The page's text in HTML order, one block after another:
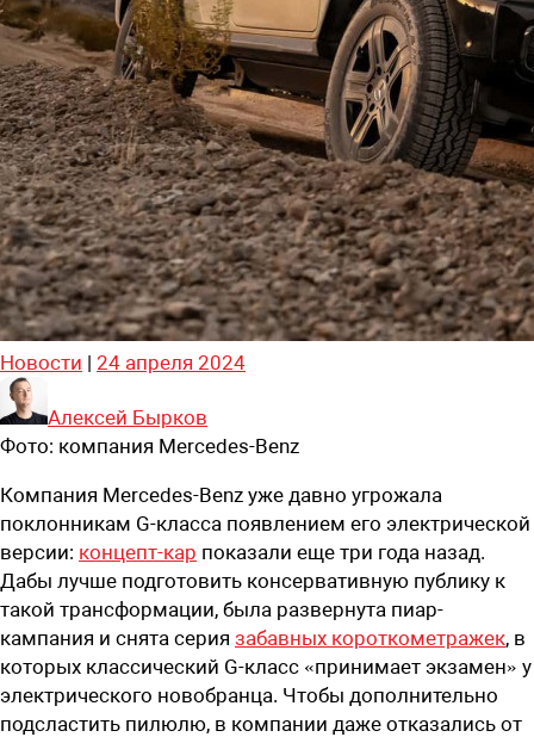
Новости | 24 апреля 2024
Алексей Бырков
Фото: компания Mercedes-Benz
Компания Mercedes-Benz уже давно угрожала
поклонникам G-класса появлением его электрической
версии: концепт-кар показали еще три года назад.
Дабы лучше подготовить консервативную публику к
такой трансформации, была развернута пиар-
кампания и снята серия забавных короткометражек, в
которых классический G-класс «принимает экзамен» у
электрического новобранца. Чтобы дополнительно
подсластить пилюлю, в компании даже отказались от